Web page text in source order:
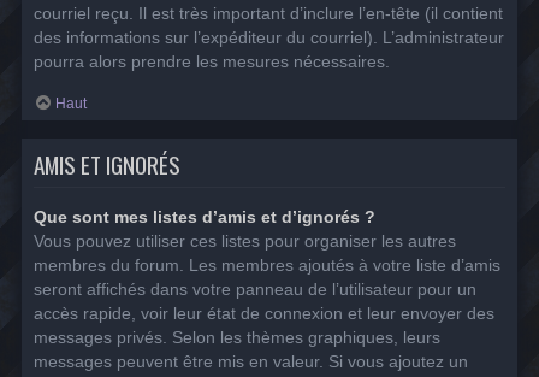
courriel reçu. Il est très important d’inclure l’en-tête (il contient
des informations sur l’expéditeur du courriel). L’administrateur
pourra alors prendre les mesures nécessaires.
Haut
AMIS ET IGNORÉS
Que sont mes listes d’amis et d’ignorés ?
Vous pouvez utiliser ces listes pour organiser les autres
membres du forum. Les membres ajoutés à votre liste d’amis
seront affichés dans votre panneau de l’utilisateur pour un
accès rapide, voir leur état de connexion et leur envoyer des
messages privés. Selon les thèmes graphiques, leurs
messages peuvent être mis en valeur. Si vous ajoutez un